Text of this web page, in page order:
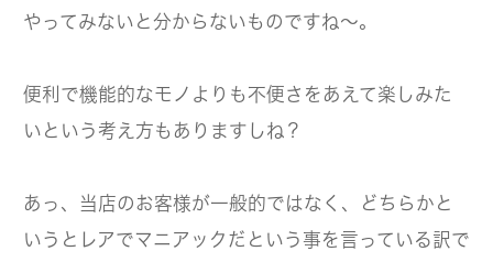
やってみないと分からないものですね～。
便利で機能的なモノよりも不便さをあえて楽しみた
いという考え方もありますしね？
あっ、当店のお客様が一般的ではなく、どちらかと
いうとレアでマニアックだという事を言っている訳で